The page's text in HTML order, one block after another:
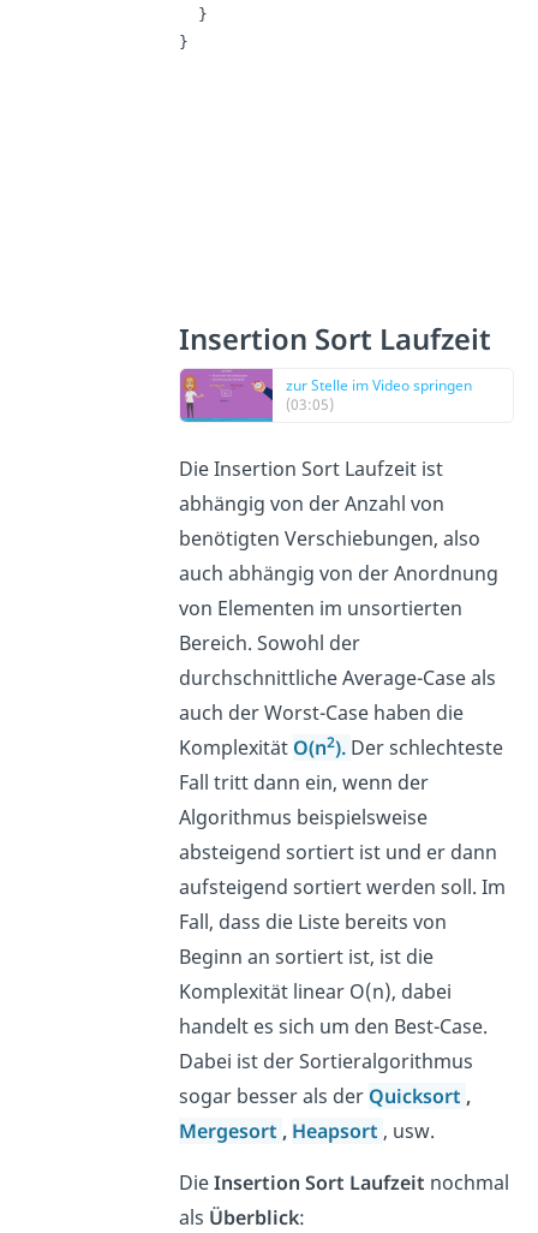
  }
}
Insertion Sort Laufzeit
zur Stelle im Video springen
(03:05)
Die Insertion Sort Laufzeit ist
abhängig von der Anzahl von
benötigten Verschiebungen, also
auch abhängig von der Anordnung
von Elementen im unsortierten
Bereich. Sowohl der
durchschnittliche Average-Case als
auch der Worst-Case haben die
Komplexität O(n2). Der schlechteste
Fall tritt dann ein, wenn der
Algorithmus beispielsweise
absteigend sortiert ist und er dann
aufsteigend sortiert werden soll. Im
Fall, dass die Liste bereits von
Beginn an sortiert ist, ist die
Komplexität linear O(n), dabei
handelt es sich um den Best-Case.
Dabei ist der Sortieralgorithmus
sogar besser als der Quicksort ,
Mergesort , Heapsort , usw.
DieInsertion Sort Laufzeit nochmal
als Überblick: